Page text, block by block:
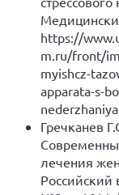
https://
m.ru/front/
myishcz-
apparata-s-
Гречканев
лечения
Российский